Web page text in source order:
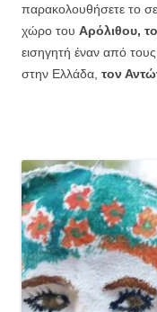
παρακολουθήσετε το
χώρο του Αρόλιθου,
εισηγητή έναν από
στην Ελλάδα, τον